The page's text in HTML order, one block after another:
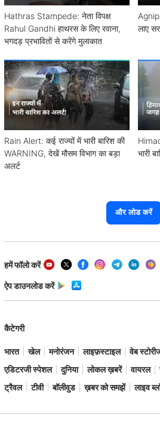
Hathras Stampede: नेता विपक्ष
Rahul Gandhi हाथरस के लिए रवाना,
भगदड़ प्रभावितों से करेंगे मुलाकात
लाए
Rain Alert: कई राज्यों में भारी बारिश की
WARNING, देखें मौसम विभाग का बड़ा
अलर्ट
भारी
और लोड करें
हमें फॉलो करें
ऐप डाउनलोड करें
कैटेगरी
भारत खेल मनोरंजन लाइफ़स्टाइल वेब
एडिटरजी स्पेशल
दुनिया लोकल ख़बरें वायरल
ट्रैवल
टीवी बॉलीवुड ख़बर को समझें लाइव